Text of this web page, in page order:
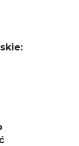
Największa
Młody